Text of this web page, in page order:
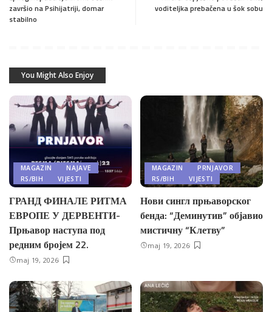
završio na Psihijatriji, domar
stabilno
voditeljka prebačena u šok sobu
You Might Also Enjoy
MAGAZIN
NAJAVE
RS/BIH
VIJESTI
ГРАНД ФИНАЛЕ РИТМА
ЕВРОПЕ У ДЕРВЕНТИ-
Прњавор наступа под
редним бројем 22.
maj 19, 2026
MAGAZIN
PRNJAVOR
RS/BIH
VIJESTI
Нови сингл прњаворског
бенда: “Деминутив” објавио
мистичну “Клетву”
maj 19, 2026